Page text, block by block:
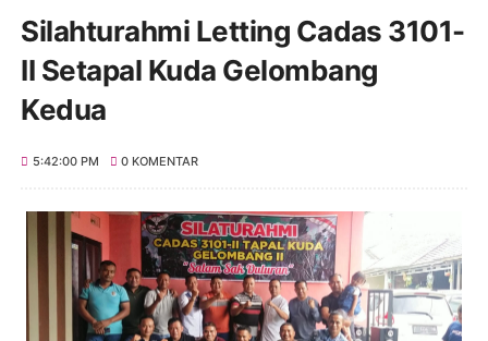
Silahturahmi Letting Cadas 3101-
II Setapal Kuda Gelombang
Kedua
5:42:00 PM 0 KOMENTAR